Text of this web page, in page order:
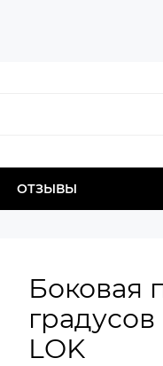
ОТЗЫВЫ
Боковая
LOK